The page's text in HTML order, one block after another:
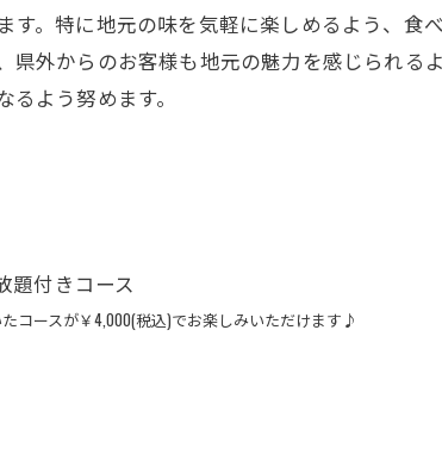
。特に地元の味を気軽に楽しめるよう、食
外からのお客様も地元の魅力を感じられる
よう努めます。
題付きコース
コースが￥4,000(税込)でお楽しみいただけます♪